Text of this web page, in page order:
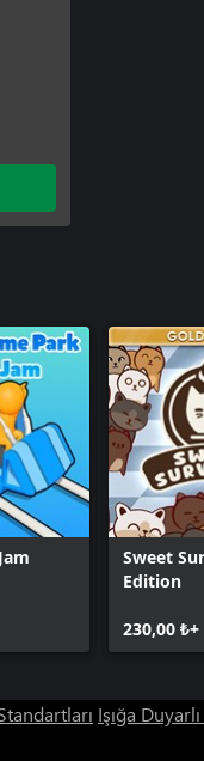
Sweet
Edition
230,00 ₺+
Işığa